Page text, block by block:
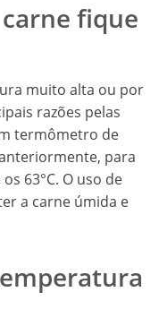
fique
muito alta ou por
razões pelas
termômetro de
para
63°C. O uso de
a carne úmida e